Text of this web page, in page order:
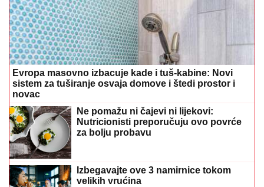
Evropa masovno izbacuje kade i tuš-kabine: Novi
sistem za tuširanje osvaja domove i štedi prostor i
novac
Ne pomažu ni čajevi ni lijekovi:
Nutricionisti preporučuju ovo povrće
za bolju probavu
Izbegavajte ove 3 namirnice tokom
velikih vrućina